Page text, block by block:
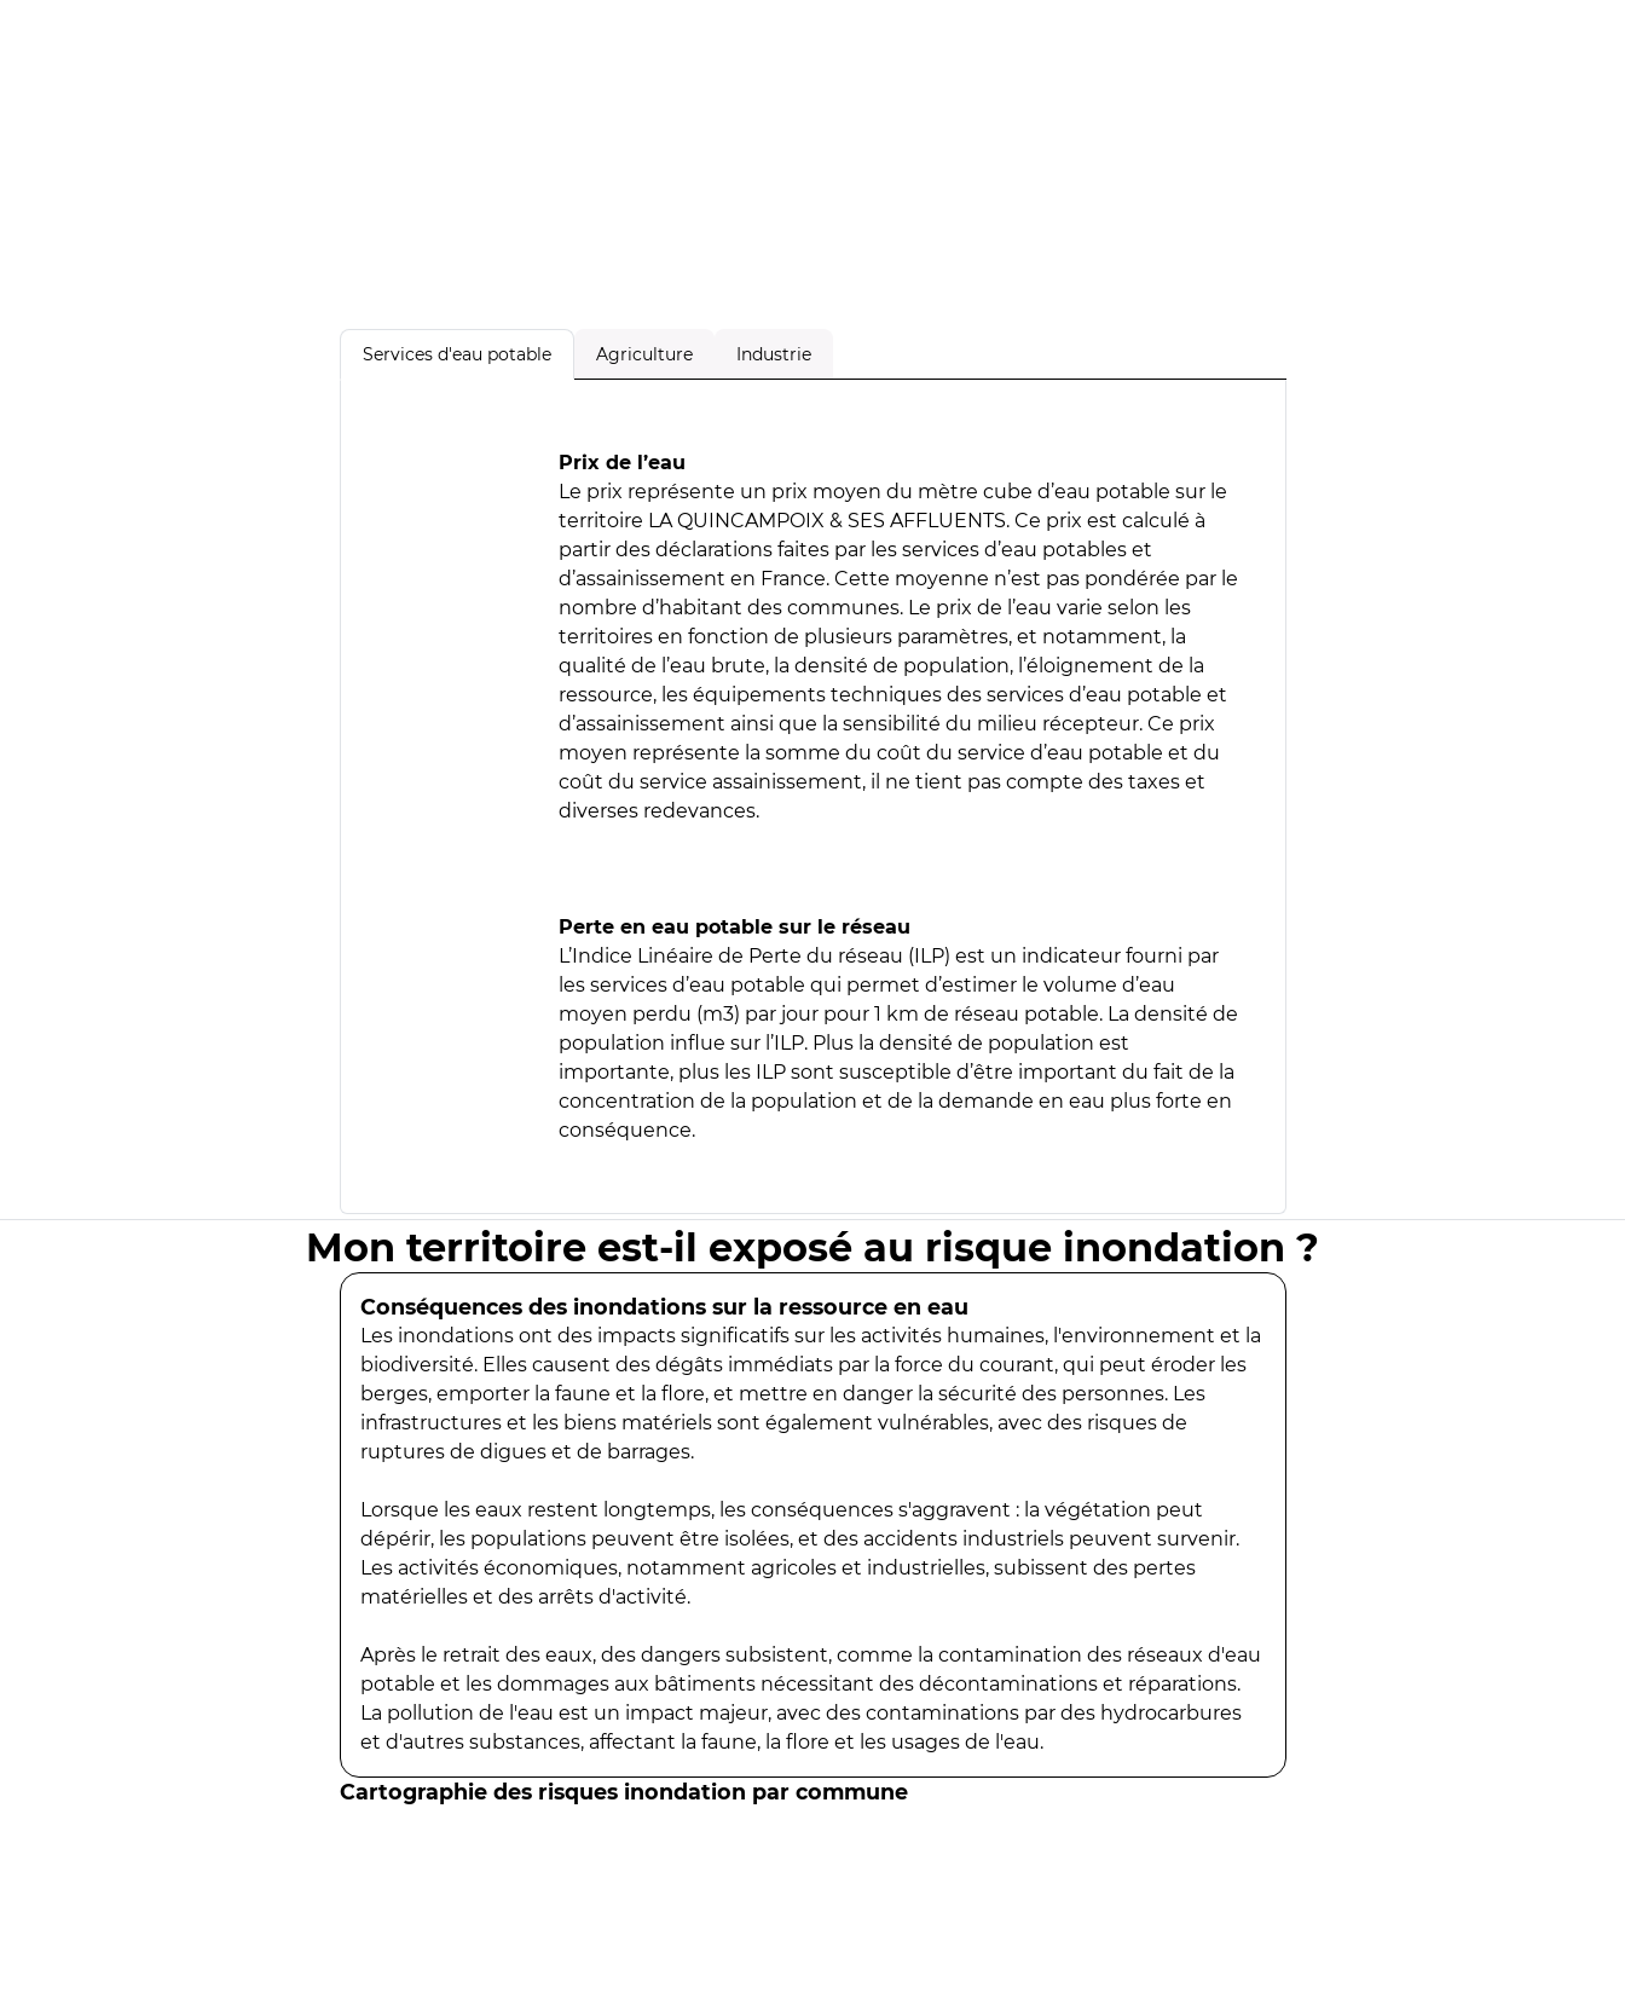
Services d'eau potable Agriculture Industrie
Prix de l’eau
Le prix représente un prix moyen du mètre cube d’eau potable sur le
territoire LA QUINCAMPOIX & SES AFFLUENTS. Ce prix est calculé à
partir des déclarations faites par les services d’eau potables et
d’assainissement en France. Cette moyenne n’est pas pondérée par le
nombre d’habitant des communes. Le prix de l’eau varie selon les
territoires en fonction de plusieurs paramètres, et notamment, la
qualité de l’eau brute, la densité de population, l’éloignement de la
ressource, les équipements techniques des services d’eau potable et
d’assainissement ainsi que la sensibilité du milieu récepteur. Ce prix
moyen représente la somme du coût du service d’eau potable et du
coût du service assainissement, il ne tient pas compte des taxes et
diverses redevances.
Perte en eau potable sur le réseau
L’Indice Linéaire de Perte du réseau (ILP) est un indicateur fourni par
les services d’eau potable qui permet d’estimer le volume d’eau
moyen perdu (m3) par jour pour 1 km de réseau potable. La densité de
population influe sur l’ILP. Plus la densité de population est
importante, plus les ILP sont susceptible d’être important du fait de la
concentration de la population et de la demande en eau plus forte en
conséquence.
Mon territoire est-il exposé au risque inondation ?
Conséquences des inondations sur la ressource en eau
Les inondations ont des impacts significatifs sur les activités humaines, l'environnement et la
biodiversité. Elles causent des dégâts immédiats par la force du courant, qui peut éroder les
berges, emporter la faune et la flore, et mettre en danger la sécurité des personnes. Les
infrastructures et les biens matériels sont également vulnérables, avec des risques de
ruptures de digues et de barrages.
Lorsque les eaux restent longtemps, les conséquences s'aggravent : la végétation peut
dépérir, les populations peuvent être isolées, et des accidents industriels peuvent survenir.
Les activités économiques, notamment agricoles et industrielles, subissent des pertes
matérielles et des arrêts d'activité.
Après le retrait des eaux, des dangers subsistent, comme la contamination des réseaux d'eau
potable et les dommages aux bâtiments nécessitant des décontaminations et réparations.
La pollution de l'eau est un impact majeur, avec des contaminations par des hydrocarbures
et d'autres substances, affectant la faune, la flore et les usages de l'eau.
Cartographie des risques inondation par commune